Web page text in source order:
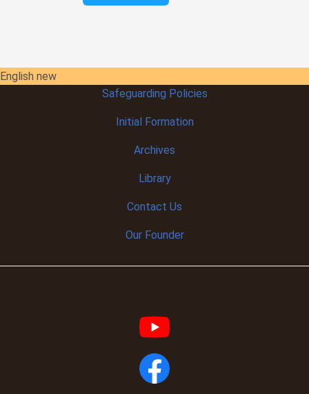
English new
Safeguarding Policies
InitialFormation
Archives
Library
Contact Us
Our Founder